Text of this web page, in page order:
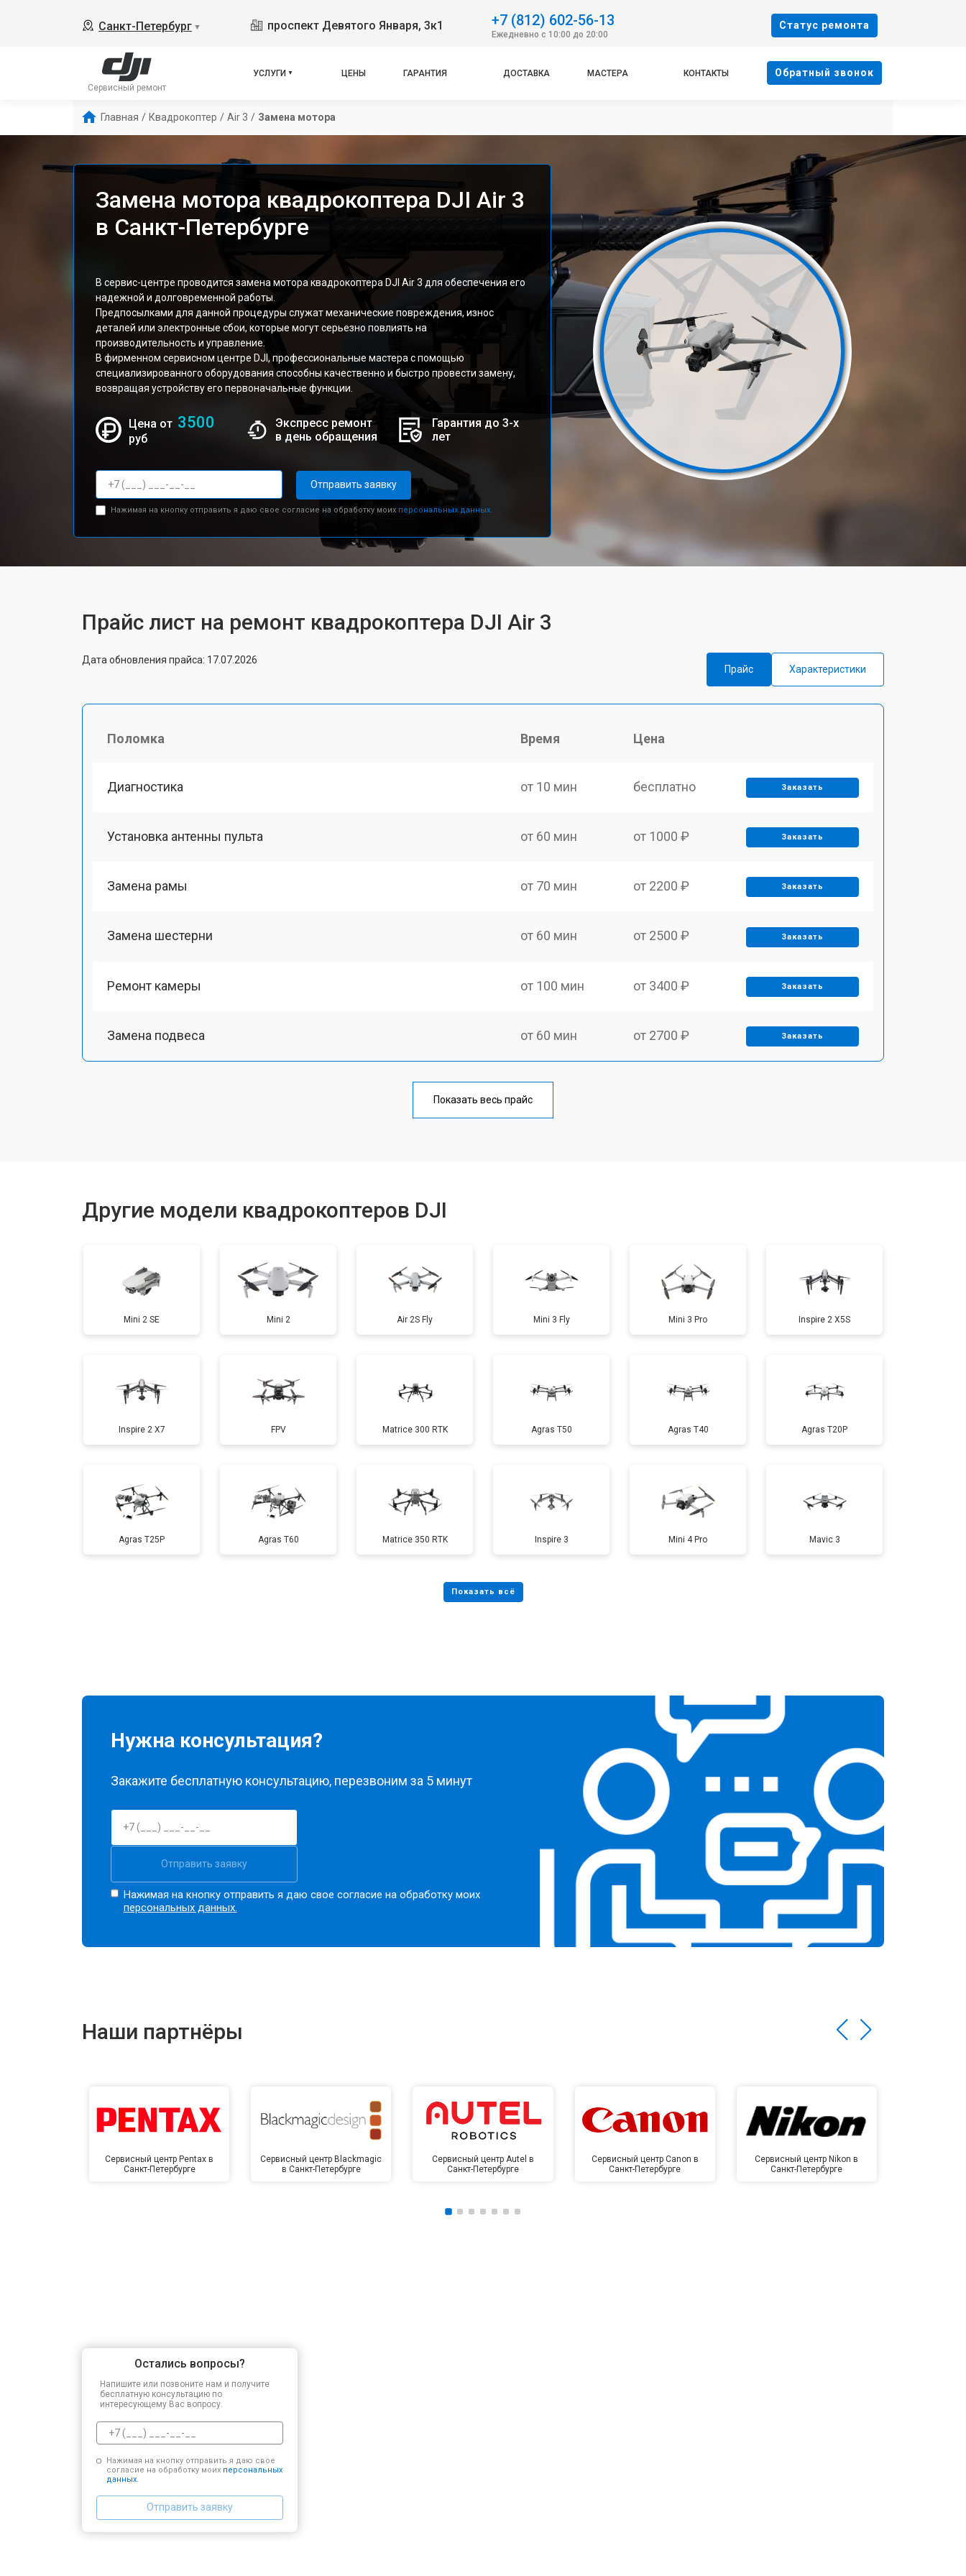
Санкт-Петербург ▼ проспект Девятого Января, 3к1 +7 (812) 602-56-13
Ежедневно с 10:00 до 20:00
Cтатус ремонта
Сервисный ремонт
УСЛУГИ ЦЕНЫ ГАРАНТИЯ ДОСТАВКА МАСТЕРА КОНТАКТЫ Oбратный звонок
Главная / Квадрокоптер / Air 3 / Замена мотора
Замена мотора квадрокоптера DJI Air 3
в Санкт-Петербурге
В сервис-центре проводится замена мотора квадрокоптера DJI Air 3 для обеспечения его
надежной и долговременной работы.
Предпосылками для данной процедуры служат механические повреждения, износ
деталей или электронные сбои, которые могут серьезно повлиять на
производительность и управление.
В фирменном сервисном центре DJI, профессиональные мастера с помощью
специализированного оборудования способны качественно и быстро провести замену,
возвращая устройству его первоначальные функции.
Цена от 3500
руб
Экспресс ремонт
в день обращения
Гарантия до 3-х
лет
Отправить заявку
Нажимая на кнопку отправить я даю свое согласие на обработку моих персональных данных.
Прайс лист на ремонт квадрокоптера DJI Air 3
Дата обновления прайса: 17.07.2026
Прайс
Характеристики
Поломка Время Цена
Диагностика от 10 мин бесплатно Заказать
Установка антенны пульта от 60 мин от 1000 ₽ Заказать
Замена рамы от 70 мин от 2200 ₽ Заказать
Замена шестерни от 60 мин от 2500 ₽ Заказать
Ремонт камеры от 100 мин от 3400 ₽ Заказать
Замена подвеса от 60 мин от 2700 ₽ Заказать
от 100 мин
Замена аккумулятора от 60 мин от 1600 ₽ Заказать
Настройка шифрования Wi-Fi от 40 мин от 1000 ₽ Заказать
Прошивка от 70 мин от 1800 ₽ Заказать
Замена материнской платы от 60 мин от 2800 ₽ Заказать
Ремонт корпуса от 3600 ₽
Показать весь прайс
Другие модели квадрокоптеров DJI
Mini 2 SE Mini 2 Air 2S Fly Mini 3 Fly Mini 3 Pro Inspire 2 X5S
Inspire 2 X7 FPV Matrice 300 RTK Agras T50 Agras T40 Agras T20P
Agras T25P Agras T60 Matrice 350 RTK Inspire 3 Mini 4 Pro Mavic 3
Нужна консультация?
Закажите бесплатную консультацию, перезвоним за 5 минут
Отправить заявку
Нажимая на кнопку отправить я даю свое согласие на обработку моих
персональных данных.
Наши партнёры
Сервисный центр Pentax в
Санкт-Петербурге
Сервисный центр Blackmagic
в Санкт-Петербурге
Сервисный центр Autel в
Санкт-Петербурге
Сервисный центр Canon в
Санкт-Петербурге
Сервисный центр Nikon в
Санкт-Петербурге
Остались вопросы?
Напишите или позвоните нам и получите
бесплатную консультацию по
интересующему Вас вопросу.
Нажимая на кнопку отправить я даю свое
согласие на обработку моих персональных
данных.
Отправить заявку